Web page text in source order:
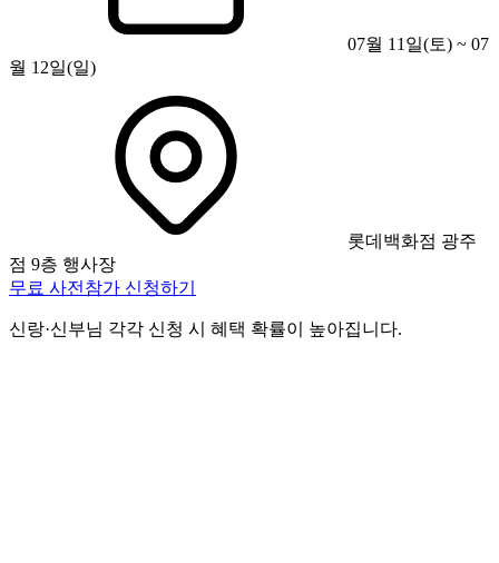
07월 11일(토) ~ 07
월 12일(일)
롯데백화점 광주
점 9층 행사장
무료 사전참가 신청하기
신랑·신부님 각각 신청 시 혜택 확률이 높아집니다.